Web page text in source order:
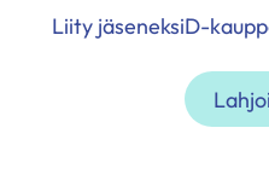
Liity jäseneksiD-